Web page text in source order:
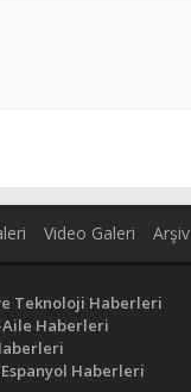
Video Galeri Arşiv
Teknoloji Haberleri
Aile Haberleri
Haberleri